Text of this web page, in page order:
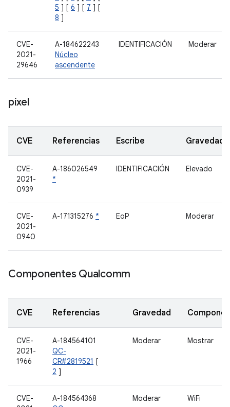
5 ] [ 6 ] [ 7 ] [
8 ]
CVE-
2021-
29646
A-184622243
Núcleo
ascendente
IDENTIFICACIÓN Moderar
píxel
CVE Referencias Escribe Gravedad
CVE-
2021-
0939
A-186026549
*
IDENTIFICACIÓN Elevado
CVE-
2021-
0940
A-171315276 * EoP Moderar
Componentes Qualcomm
CVE Referencias Gravedad
CVE-
2021-
1966
A-184564101
QC-
CR#2819521 [
2 ]
Moderar Mostrar
CVE-
A-184564368
Moderar WiFi